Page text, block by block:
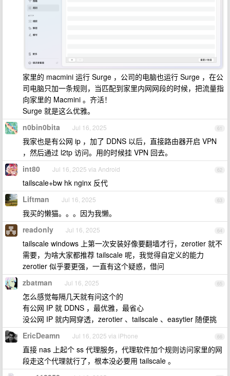
家里的 macmini 运行 Surge ，公司的电脑也运行 Surge ，在公
司电脑只加一条规则，当匹配到家里内网网段的时候，把流量指
向家里的 Macmini 。齐活！
Surge 就是这么优雅。
61
n0bin0bita Jul 16, 2025
我家也是有公网 ip ，加了 DDNS 以后，直接路由器开启 VPN
，然后通过 l2tp 访问。用的时候挂 VPN 回去。
62
int80 Jul 16, 2025 via Android
tailscale+bw hk nginx 反代
63
Liftman Jul 16, 2025
我买的懒猫。。。因为我懒。
64
readonly Jul 16, 2025
tailscale windows 上第一次安装好像要翻墙才行，zerotier 就不
需要，为啥大家都推荐 tailscale 呢，我觉得自定义的能力
zerotier 似乎要更强，一直有这个疑惑，借问
65
zbatman Jul 16, 2025
怎么感觉每隔几天就有问这个的
有公网 IP 就 DDNS ，最优雅，最省心
没公网 IP 就内网穿透，zerotier 、tailscale 、easytier 随便挑
66
EricDeamn Jul 16, 2025 via iPhone
直接 nas 上起个 ss 代理服务，代理软件加个规则访问家里的网
段走这个代理就行了，根本没必要用 tailscale 。